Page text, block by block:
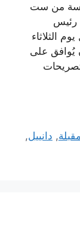
من ست
رئيس
الثلاثاء
يُوافق على
, دانييل,